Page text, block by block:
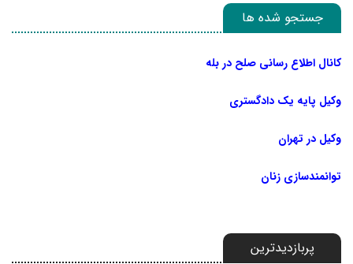
جستجو شده ها
کانال اطلاع رسانی صلح در بله
وکیل پایه یک دادگستری
وکیل در تهران
توانمندسازی زنان
پربازدیدترین